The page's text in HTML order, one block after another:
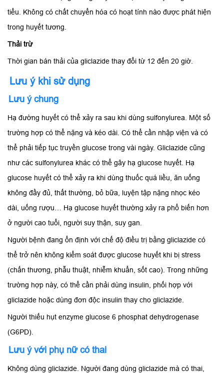
tiểu. Không có chất chuyển hóa có hoạt tính nào được phát hiện
trong huyết tương.
Thải trừ
Thời gian bán thải của gliclazide thay đổi từ 12 đến 20 giờ.
Lưu ý khi sử dụng
Lưu ý chung
Hạ đường huyết có thể xảy ra sau khi dùng sulfonylurea. Một số
trường hợp có thể nặng và kéo dài. Có thể cần nhập viện và có
thể phải tiếp tục truyền glucose trong vài ngày. Gliclazide cũng
như các sulfonylurea khác có thể gây hạ glucose huyết. Hạ
glucose huyết có thể xảy ra khi dùng thuốc quá liều, ăn uống
không đầy đủ, thất thường, bỏ bữa, luyện tập nặng nhọc kéo
dài, uống rượu… Hạ glucose huyết thường xảy ra phổ biến hơn
ở người cao tuổi, người suy thận, suy gan.
Người bệnh đang ổn định với chế độ điều trị bằng gliclazide có
thể trở nên không kiểm soát được glucose huyết khi bị stress
(chấn thương, phẫu thuật, nhiễm khuẩn, sốt cao). Trong những
trường hợp này, có thể cần phải dùng insulin, phối hợp với
gliclazide hoặc dùng đơn độc insulin thay cho gliclazide.
Người thiếu hụt enzyme glucose 6 phosphat dehydrogenase
(G6PD).
Lưu ý với phụ nữ có thai
Không dùng gliclazide. Người đang dùng gliclazide mà có thai,